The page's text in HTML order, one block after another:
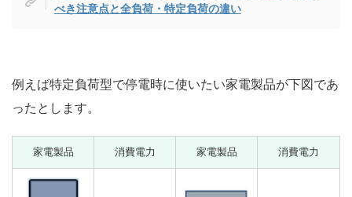
べき注意点と全負荷・特定負荷の違い
例えば特定負荷型で停電時に使いたい家電製品が下図であ
ったとします。
家電製品 消費電力 家電製品 消費電力